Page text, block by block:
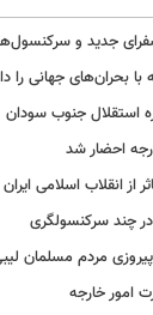
جدید و
استقلال جنوب سودان
احضار شد
از انقلاب اسلامی ایران
در چند سرکنسولگری‌
مردم مسلمان